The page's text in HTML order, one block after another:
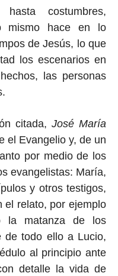
costumbres,
mismo hace en lo
de Jesús, lo que
los escenarios en
las personas
citada, José María
el Evangelio y, de un
por medio de los
evangelistas: María,
y otros testigos,
el relato, por ejemplo
la matanza de los
de todo ello a Lucio,
al principio ante
detalle la vida de